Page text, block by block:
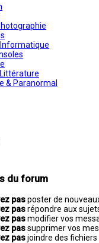
& Paranormal
du forum
pasposter de
pasrépondre aux
pasmodifier vos
passupprimer vos
pasjoindre des fichiers